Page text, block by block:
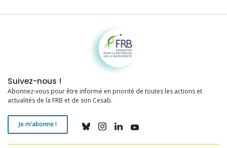
Fondation pour la recherche sur la biodiversité
Suivez-nous !
Abonnez-vous pour être informé en priorité de toutes les actions et
actualités de la FRB et de son Cesab.
Je m’abonne !